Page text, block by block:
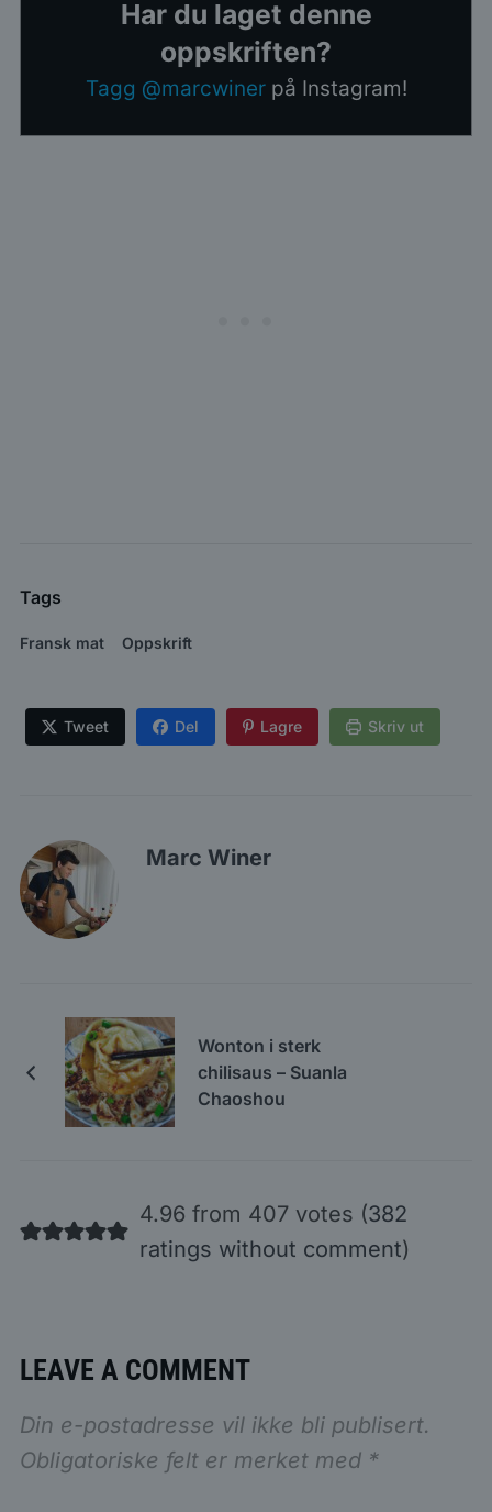
Har du laget denne
oppskriften?
Tagg @marcwinerpå Instagram!
Tags
Fransk mat Oppskrift
Tweet Del Lagre Skriv ut
Marc Winer
Wonton i sterk
chilisaus – Suanla
Chaoshou
4.96 from 407 votes (382
ratings without comment)
LEAVE A COMMENT
Din e-postadresse vil ikke bli publisert.
Obligatoriske felt er merket med *